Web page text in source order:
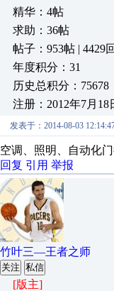
精华：4帖
求助：36帖
帖子：953帖 | 4429回
年度积分：31
历史总积分：75678
注册：2012年7月18
发表于：2014-08-03
空调、照明、自动化
回复 引用 举报
竹叶三—王者之师
关注 私信
[版主]